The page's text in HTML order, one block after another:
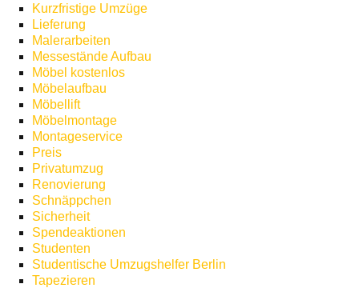
Kurzfristige Umzüge
Lieferung
Malerarbeiten
Messestände Aufbau
Möbel kostenlos
Möbelaufbau
Möbellift
Möbelmontage
Montageservice
Preis
Privatumzug
Renovierung
Schnäppchen
Sicherheit
Spendeaktionen
Studenten
Studentische Umzugshelfer Berlin
Tapezieren